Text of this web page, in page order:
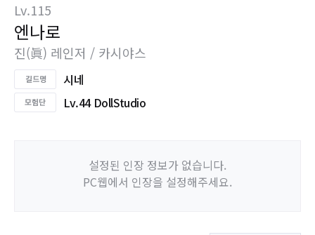
Lv.115
엔나로
진(眞) 레인저 / 카시야스
시네
Lv.44 DollStudio
설정된 인장 정보가 없습니다.
PC웹에서 인장을 설정해주세요.